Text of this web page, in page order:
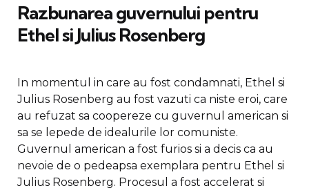
Razbunarea guvernului pentru
Ethel si Julius Rosenberg
In momentul in care au fost condamnati, Ethel si
Julius Rosenberg au fost vazuti ca niste eroi, care
au refuzat sa coopereze cu guvernul american si
sa se lepede de idealurile lor comuniste.
Guvernul american a fost furios si a decis ca au
nevoie de o pedeapsa exemplara pentru Ethel si
Julius Rosenberg. Procesul a fost accelerat si